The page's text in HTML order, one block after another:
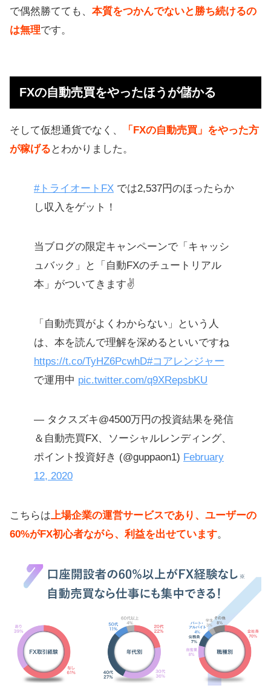
で偶然勝てても、 本質をつかんでないと勝ち続けるの
は無理です。
FXの自動売買をやったほうが儲かる
そして仮想通貨でなく、
「FXの自動売買」をやった方
が稼げる とわかりました。
#トライオートFX では2,537円のほったらか
し収入をゲット！
当ブログの限定キャンペーンで「キャッシ
ュバック」と「自動FXのチュートリアル
本」がついてきます✌️
「自動売買がよくわからない」という人
は、本を読んで理解を深めるといいですね
https://t.co/TyHZ6PcwhD#コアレンジャー
で運用中 pic.twitter.com/q9XRepsbKU
— タクスズキ@4500万円の投資結果を発信
＆自動売買FX、ソーシャルレンディング、
ポイント投資好き (@guppaon1) February
12, 2020
こちらは上場企業の運営サービスであり、ユーザーの
60%がFX初心者ながら、利益を出せています。